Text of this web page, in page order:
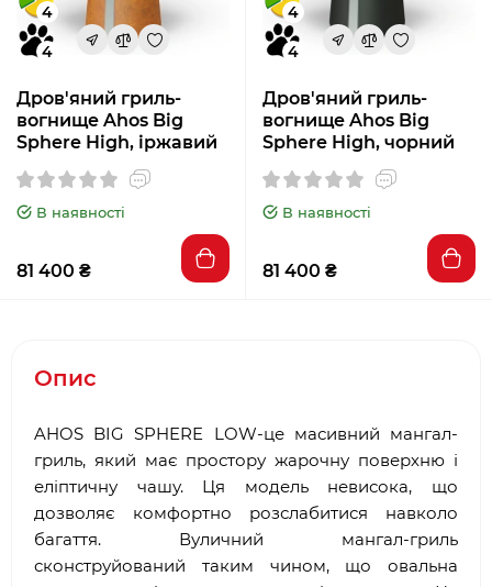
4
4
Дров'яний гриль-
вогнище Ahos Big
Sphere High, іржавий
В наявності
81 400 ₴
4
4
Дров'яний гриль-
вогнище Ahos Big
Sphere High, чорний
В наявності
81 400 ₴
Опис
AHOS BIG SPHERE LOW-це масивний мангал-
гриль, який має простору жарочну поверхню і
еліптичну чашу. Ця модель невисока, що
дозволяє комфортно розслабитися навколо
багаття. Вуличний мангал-гриль
сконструйований таким чином, що овальна